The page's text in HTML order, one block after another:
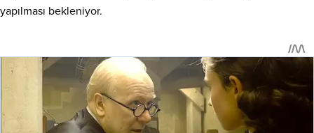
yapılması bekleniyor.